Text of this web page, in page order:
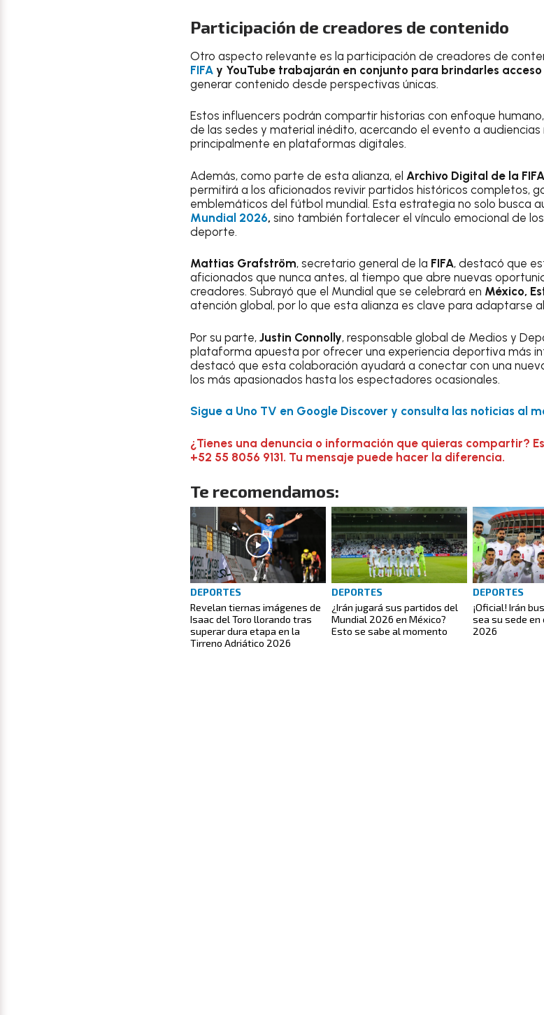
Participación de creadores de contenido
Otro aspecto relevante es la participación de creadores de
FIFA y YouTube trabajarán en conjunto para brindarles
generar contenido desde perspectivas únicas.
Estos influencers podrán compartir historias con enfoque
de las sedes y material inédito, acercando el evento a
principalmente en plataformas digitales.
Además, como parte de esta alianza, el Archivo Digital de la FIFA
permitirá a los aficionados revivir partidos históricos completos,
emblemáticos del fútbol mundial. Esta estrategia no solo busca
Mundial 2026, sino también fortalecer el vínculo emocional de
deporte.
Mattias Grafström, secretario general de la FIFA, destacó que
aficionados que nunca antes, al tiempo que abre nuevas
creadores. Subrayó que el Mundial que se celebrará en México,
atención global, por lo que esta alianza es clave para adaptarse
Por su parte, Justin Connolly, responsable global de Medios y
plataforma apuesta por ofrecer una experiencia deportiva más
destacó que esta colaboración ayudará a conectar con una
los más apasionados hasta los espectadores ocasionales.
Sigue a Uno TV en Google Discover y consulta las noticias al
¿Tienes una denuncia o información que quieras compartir?
+52 55 8056 9131. Tu mensaje puede hacer la diferencia.
Te recomendamos:
DEPORTES
Revelan tiernas imágenes de
Isaac del Toro llorando tras
superar dura etapa en la
Tirreno Adriático 2026
DEPORTES
¿Irán jugará sus partidos del
Mundial 2026 en México?
Esto se sabe al momento
DEPORTES
¡Oficial! Irán
sea su sede en
2026